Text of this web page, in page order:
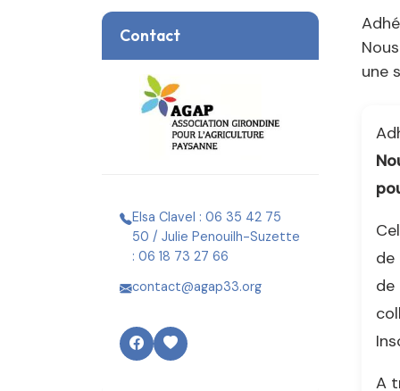
Contact
Elsa Clavel : 06 35 42 75
50 / Julie Penouilh-Suzette
: 06 18 73 27 66
contact@agap33.org
une
de
de
A